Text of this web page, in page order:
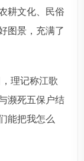
耕文化、民俗
图景，充满了
理记称江歌
濒死五保户结
能把我怎么